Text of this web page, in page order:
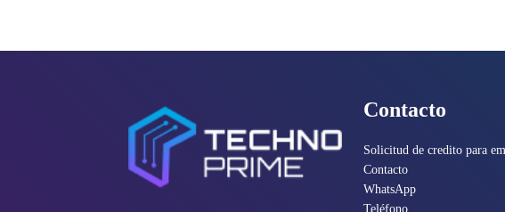
Contacto
Solicitud de credito para
Contacto
WhatsApp
Teléfono